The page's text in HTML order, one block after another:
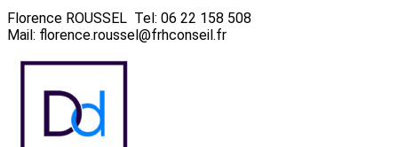
Florence ROUSSEL Tel: 06 22 158 508
Mail: florence.roussel@frhconseil.fr